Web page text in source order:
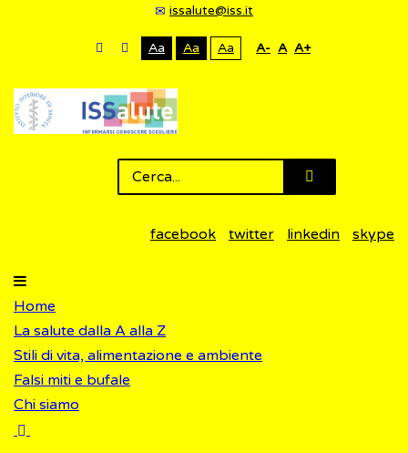
issalute@iss.it
Aa Aa Aa A- A A+
facebook twitter linkedin skype
Home
La salute dalla A alla Z
Stili di vita, alimentazione e ambiente
Falsi miti e bufale
Chi siamo